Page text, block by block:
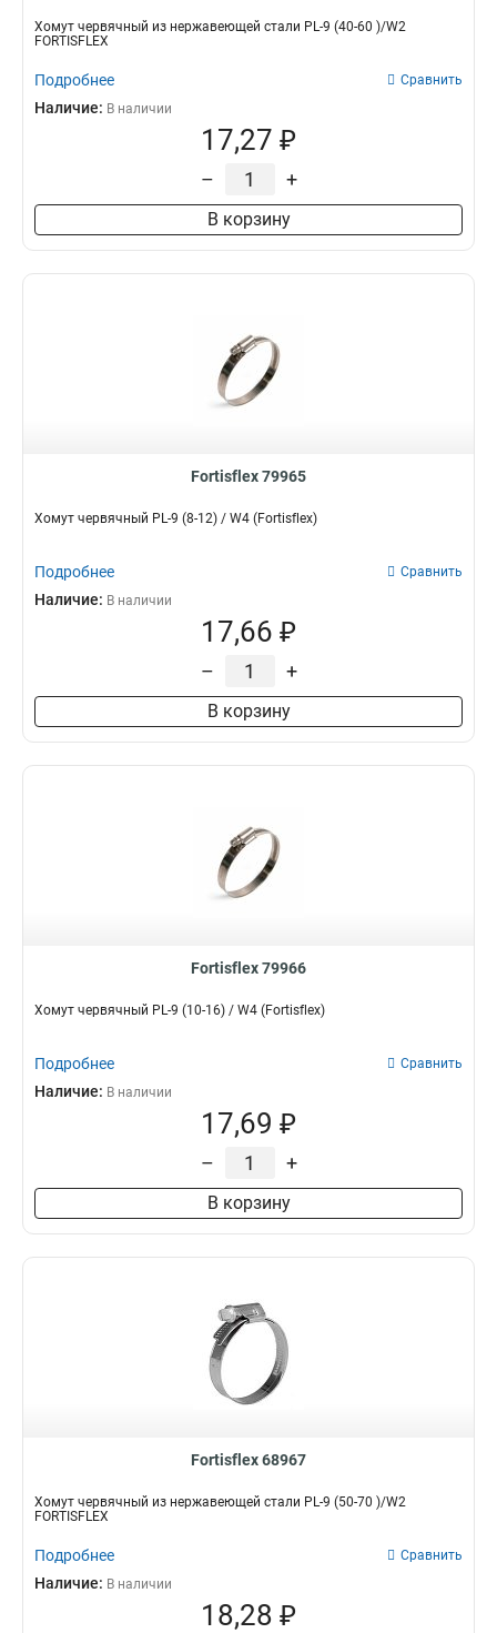
Хомут червячный из нержавеющей стали PL-9 (40-60 )/W2
FORTISFLEX
Подробнее Сравнить
Наличие: В наличии
17,27 ₽
– +
В корзину
Fortisflex 79965
Хомут червячный PL-9 (8-12) / W4 (Fortisflex)
Подробнее Сравнить
Наличие: В наличии
17,66 ₽
– +
В корзину
Fortisflex 79966
Хомут червячный PL-9 (10-16) / W4 (Fortisflex)
Подробнее Сравнить
Наличие: В наличии
17,69 ₽
– +
В корзину
Fortisflex 68967
Хомут червячный из нержавеющей стали PL-9 (50-70 )/W2
FORTISFLEX
Подробнее Сравнить
Наличие: В наличии
18,28 ₽